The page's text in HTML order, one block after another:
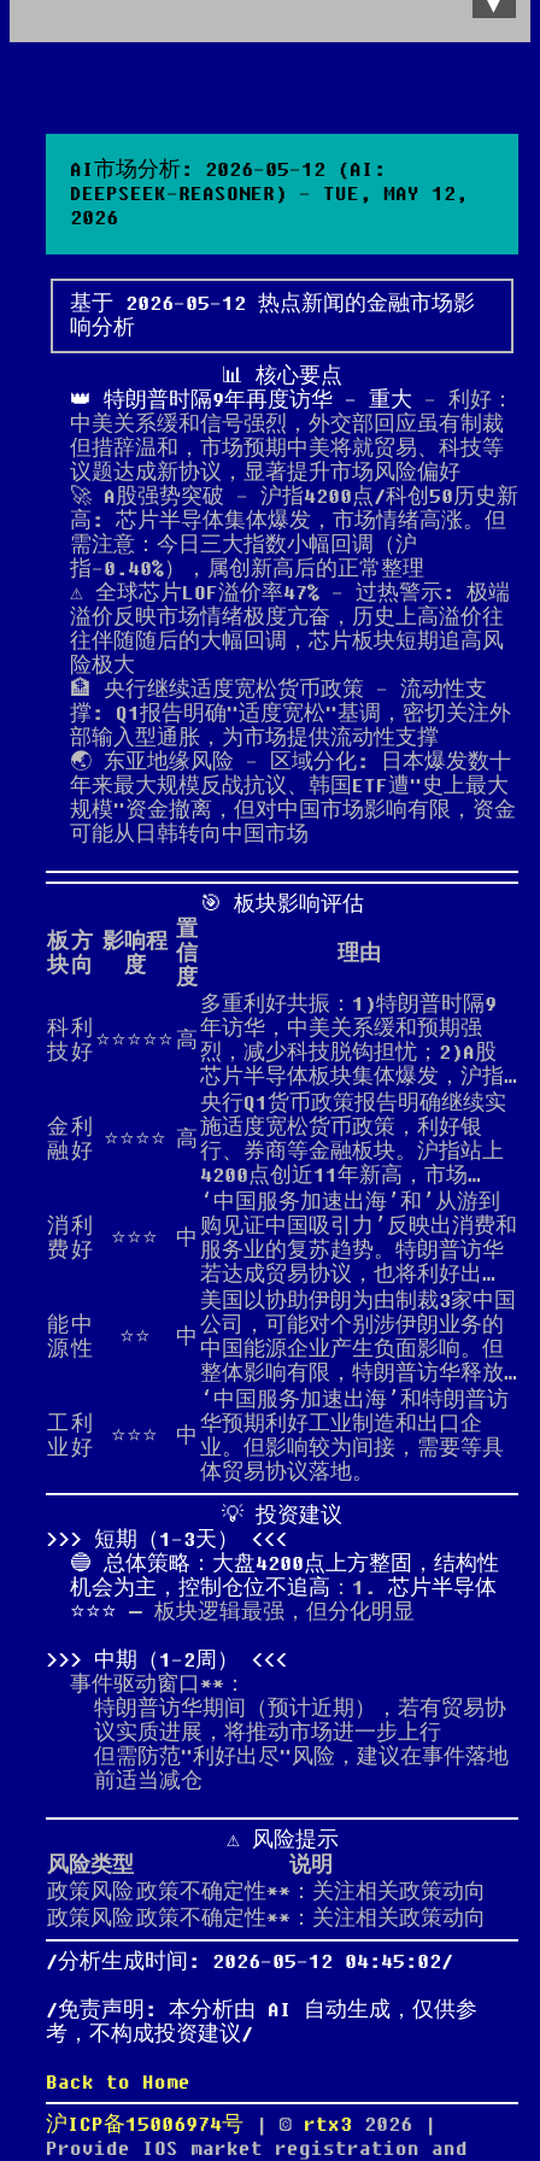
AI市场分析: 2026-05-12 (AI:
DEEPSEEK-REASONER) - TUE, MAY 12,
2026
基于 2026-05-12 热点新闻的金融市场影
响分析
📊 核心要点
👑 特朗普时隔9年再度访华 - 重大 - 利好：
中美关系缓和信号强烈，外交部回应虽有制裁
但措辞温和，市场预期中美将就贸易、科技等
议题达成新协议，显著提升市场风险偏好
🚀 A股强势突破 - 沪指4200点/科创50历史新
高: 芯片半导体集体爆发，市场情绪高涨。但
需注意：今日三大指数小幅回调（沪
指-0.40%），属创新高后的正常整理
⚠️ 全球芯片LOF溢价率47% - 过热警示: 极端
溢价反映市场情绪极度亢奋，历史上高溢价往
往伴随随后的大幅回调，芯片板块短期追高风
险极大
🏦 央行继续适度宽松货币政策 - 流动性支
撑: Q1报告明确"适度宽松"基调，密切关注外
部输入型通胀，为市场提供流动性支撑
🌏 东亚地缘风险 - 区域分化: 日本爆发数十
年来最大规模反战抗议、韩国ETF遭"史上最大
规模"资金撤离，但对中国市场影响有限，资金
可能从日韩转向中国市场
🎯 板块影响评估
板
块
方
向
影响程
度
置
信
度
理由
科
技
利
好⭐⭐⭐⭐⭐ 高
多重利好共振：1)特朗普时隔9
年访华，中美关系缓和预期强
烈，减少科技脱钩担忧；2)A股
芯片半导体板块集体爆发，沪指…
金
融
利
好 ⭐⭐⭐⭐ 高
央行Q1货币政策报告明确继续实
施适度宽松货币政策，利好银
行、券商等金融板块。沪指站上
4200点创近11年新高，市场…
消
费
利
好
⭐⭐⭐ 中
‘中国服务加速出海’和’从游到
购见证中国吸引力’反映出消费和
服务业的复苏趋势。特朗普访华
若达成贸易协议，也将利好出…
能
源
中
性
⭐⭐ 中
美国以协助伊朗为由制裁3家中国
公司，可能对个别涉伊朗业务的
中国能源企业产生负面影响。但
整体影响有限，特朗普访华释放…
工
业
利
好
⭐⭐⭐ 中
‘中国服务加速出海’和特朗普访
华预期利好工业制造和出口企
业。但影响较为间接，需要等具
体贸易协议落地。
💡 投资建议
短期（1-3天）
🔵 总体策略：大盘4200点上方整固，结构性
机会为主，控制仓位不追高 ：1. 芯片半导体
⭐⭐⭐ — 板块逻辑最强，但分化明显
中期（1-2周）
事件驱动窗口**：
特朗普访华期间（预计近期），若有贸易协
议实质进展，将推动市场进一步上行
但需防范"利好出尽"风险，建议在事件落地
前适当减仓
⚠️ 风险提示
风险类型
说明
政策风险政策不确定性**：关注相关政策动向
政策风险政策不确定性**：关注相关政策动向
分析生成时间: 2026-05-12 04:45:02
免责声明: 本分析由 AI 自动生成，仅供参
考，不构成投资建议
Back to Home
沪ICP备15006974号 | © rtx3 2026 |
Provide IOS market registration and